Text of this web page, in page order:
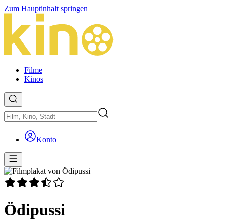
Zum Hauptinhalt springen
Filme
Kinos
Konto
Ödipussi